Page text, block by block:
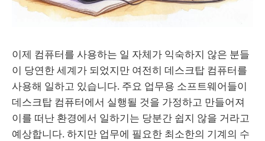
이제 컴퓨터를 사용하는 일 자체가 익숙하지 않은 분들
이 당연한 세계가 되었지만 여전히 데스크탑 컴퓨터를
사용해 일하고 있습니다. 주요 업무용 소프트웨어들이
데스크탑 컴퓨터에서 실행될 것을 가정하고 만들어져
이를 떠난 환경에서 일하기는 당분간 쉽지 않을 거라고
예상합니다. 하지만 업무에 필요한 최소한의 기계의 수